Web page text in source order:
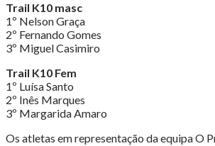
Trail K10 masc
1º Nelson Graça
2º Fernando Gomes
3º Miguel Casimiro
Trail K10 Fem
1º Luísa Santo
2º Inês Marques
3º Margarida Amaro
Os atletas em representação da equipa O